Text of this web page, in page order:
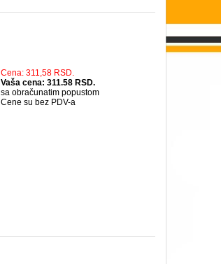
Cena: 311,58 RSD.
Vaša cena: 311.58 RSD.
sa obračunatim popustom
Cene su bez PDV-a